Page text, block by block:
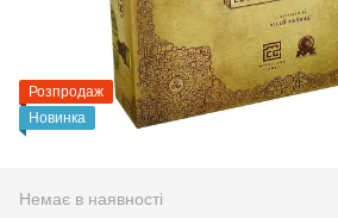
Розпродаж
Новинка
Немає в наявності